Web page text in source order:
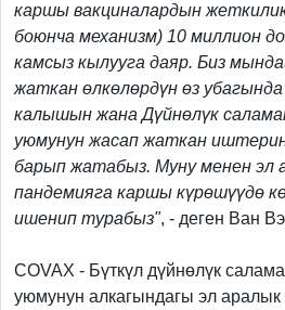
каршы вакциналардын
боюнча механизм) 10 миллион
камсыз кылууга даяр. Биз
жаткан өлкөлөрдүн өз
калышын жана Дүйнөлүк
уюмунун жасап жаткан
барып жатабыз. Муну менен эл
пандемияга каршы күрөшүүдө
ишенип турабыз", - деген Ван
COVAX - Бүткүл дүйнөлүк
уюмунун алкагындагы эл аралык